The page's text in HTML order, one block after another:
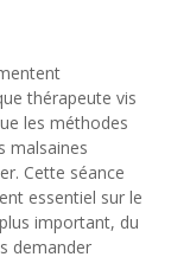
thérapeute vis
les méthodes
malsaines
Cette séance
essentiel sur le
important, du
demander